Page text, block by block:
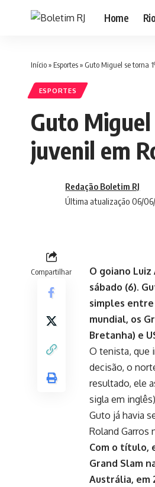
Home Rio
Início» Esportes» Guto Miguel se torna
ESPORTES
Guto
juvenil em
Última atualização 06/
Redação Boletim RJ
Compartilhar
O goiano
sábado (6).
simples entre
mundial, os
Bretanha) e
O tenista, que
decisão, o
resultado, ele
sigla em
Guto já havia
Roland Garros
Com o título,
Grand Slam
Austrália, em